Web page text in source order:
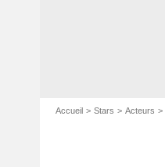
Accueil Stars Acteurs